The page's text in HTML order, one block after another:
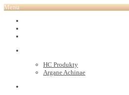
Menu
HC Produkty
Argane Achinae